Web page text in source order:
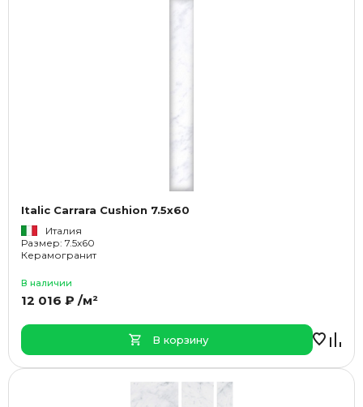
Italic Carrara Cushion 7.5x60
Италия
Размер: 7.5x60
Керамогранит
В наличии
12 016 ₽ /м²
В корзину